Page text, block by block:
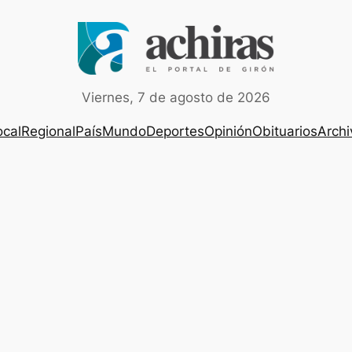
Viernes, 7 de agosto de 2026
RegionalPaísMundoDeportesOpiniónObituarios